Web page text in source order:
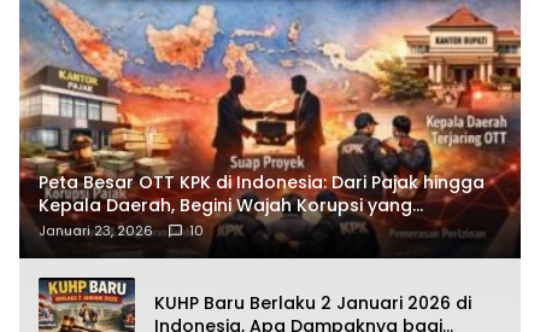
Peta Besar OTT KPK di Indonesia: Dari Pajak hingga
Kepala Daerah, Begini Wajah Korupsi yang
Terbongkar
Januari 23, 2026 10
KUHP Baru Berlaku 2 Januari 2026 di
Indonesia, Apa Dampaknya bagi